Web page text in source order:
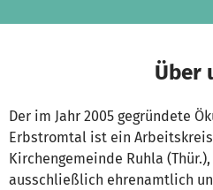
Über
Der im Jahr 2005 gegründete
Erbstromtal ist ein
Kirchengemeinde Ruhla
ausschließlich ehrenamtlich